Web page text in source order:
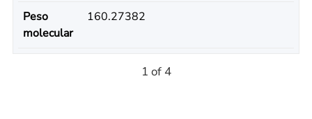
Peso
molecular
160.27382
1 of 4